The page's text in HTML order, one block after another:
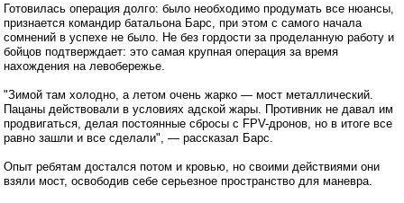
Готовилась операция долго: было необходимо продумать все нюансы,
признается командир батальона Барс, при этом с самого начала
сомнений в успехе не было. Не без гордости за проделанную работу и
бойцов подтверждает: это самая крупная операция за время
нахождения на левобережье.
"Зимой там холодно, а летом очень жарко — мост металлический.
Пацаны действовали в условиях адской жары. Противник не давал им
продвигаться, делая постоянные сбросы с FPV-дронов, но в итоге все
равно зашли и все сделали", — рассказал Барс.
Опыт ребятам достался потом и кровью, но своими действиями они
взяли мост, освободив себе серьезное пространство для маневра.